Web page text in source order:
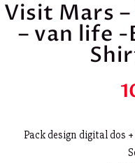
Visit Mars
– van life
Pack design digital dos